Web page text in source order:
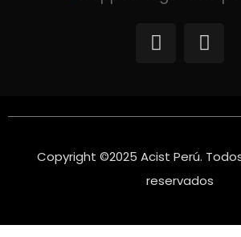
F
a
b
o
k
Y
o
u
e
Copyright ©2025 Acist Perú.
reservados